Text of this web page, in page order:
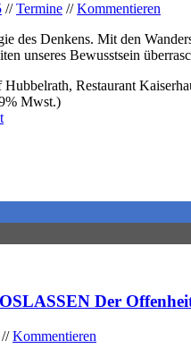
//Termine //Kommentieren
des Denkens. Mit den
unseres Bewusstsein
Restaurant
Mwst.)
Der Offenheit
//Kommentieren